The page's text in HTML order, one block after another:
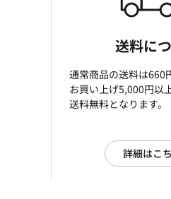
送料に
通常商品の送料は660
お買い上げ5,000円以
送料無料となります。
詳細はこ